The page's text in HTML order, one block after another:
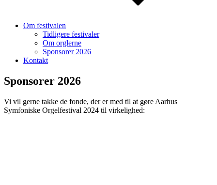
Om festivalen
Tidligere festivaler
Om orglerne
Sponsorer 2026
Kontakt
Sponsorer 2026
Vi vil gerne takke de fonde, der er med til at gøre Aarhus
Symfoniske Orgelfestival 2024 til virkelighed: